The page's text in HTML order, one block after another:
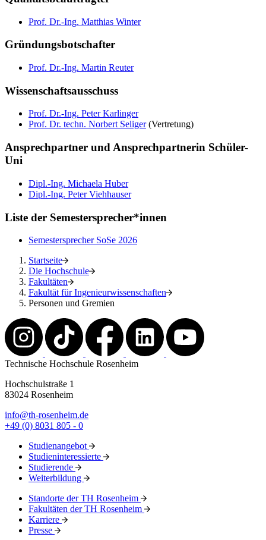
Prof. Dr.-Ing. Matthias Winter
Gründungsbotschafter
Prof. Dr.-Ing. Martin Reuter
Wissenschaftsausschuss
Prof. Dr.-Ing. Peter Karlinger
Prof. Dr. techn. Norbert Seliger(Vertretung)
Ansprechpartner und Ansprechpartnerin Schüler-
Uni
Dipl.-Ing. Michaela Huber
Dipl.-Ing. Peter Viehhauser
Liste der Semestersprecher*innen
Semestersprecher SoSe 2026
Startseite
Die Hochschule
Fakultäten
Fakultät für Ingenieurwissenschaften
Personen und Gremien
Technische Hochschule Rosenheim
Hochschulstraße 1
83024 Rosenheim
info@th-rosenheim.de
+49 (0) 8031 805 - 0
Studienangebot
Studieninteressierte
Studierende
Weiterbildung
Standorte der TH Rosenheim
Fakultäten der TH Rosenheim
Karriere
Presse